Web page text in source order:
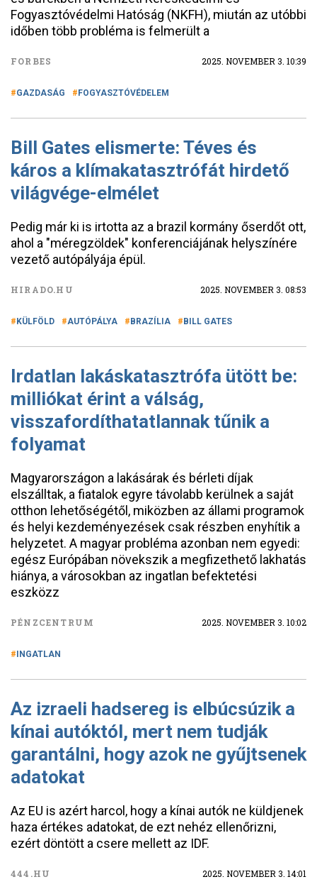
Fogyasztóvédelmi Hatóság (NKFH), miután az utóbbi
időben több probléma is felmerült a
FORBES 2025. NOVEMBER 3. 10:39
GAZDASÁG FOGYASZTÓVÉDELEM
Bill Gates elismerte: Téves és
káros a klímakatasztrófát hirdető
világvége-elmélet
Pedig már ki is irtotta az a brazil kormány őserdőt ott,
ahol a "méregzöldek" konferenciájának helyszínére
vezető autópályája épül.
HIRADO.HU 2025. NOVEMBER 3. 08:53
KÜLFÖLD AUTÓPÁLYA BRAZÍLIA BILL GATES
Irdatlan lakáskatasztrófa ütött be:
milliókat érint a válság,
visszafordíthatatlannak tűnik a
folyamat
Magyarországon a lakásárak és bérleti díjak
elszálltak, a fiatalok egyre távolabb kerülnek a saját
otthon lehetőségétől, miközben az állami programok
és helyi kezdeményezések csak részben enyhítik a
helyzetet. A magyar probléma azonban nem egyedi:
egész Európában növekszik a megfizethető lakhatás
hiánya, a városokban az ingatlan befektetési
eszközz
PÉNZCENTRUM 2025. NOVEMBER 3. 10:02
INGATLAN
Az izraeli hadsereg is elbúcsúzik a
kínai autóktól, mert nem tudják
garantálni, hogy azok ne gyűjtsenek
adatokat
Az EU is azért harcol, hogy a kínai autók ne küldjenek
haza értékes adatokat, de ezt nehéz ellenőrizni,
ezért döntött a csere mellett az IDF.
444.HU 2025. NOVEMBER 3. 14:01